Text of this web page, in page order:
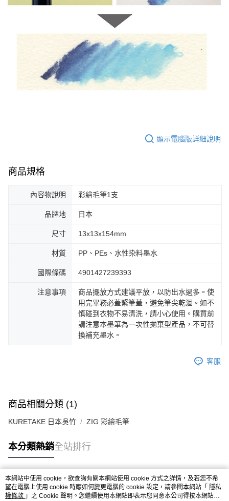
顯示電腦版詳細說明
商品規格
內容物說明 彩繪毛筆1支
品牌地 日本
尺寸 13x13x154mm
材質 PP、PEs、水性染料墨水
國際條碼 4901427239393
注意事項
商品擺放方式建議平放，以防出水過多。使
用完畢務必蓋緊筆蓋，避免筆尖乾涸。如不
慎碰到衣物不易清洗，請小心使用。購買前
請注意本墨筆為一次性拋棄型產品，不可替
換補充墨水。
客服
商品相關分類 (1)
KURETAKE 日本吳竹 ZIG 彩繪毛筆
本分類熱銷全站排行
熱門標籤
本網站中使用 cookie，欲查詢有關本網站使用 cookie 方式之詳情，及若您不希
望在電腦上使用 cookie 時應如何變更電腦的 cookie 設定，請參閱本網站「 隱私
權條款 」之 Cookie 聲明。您繼續使用本網站即表示您同意本公司得按本網站使